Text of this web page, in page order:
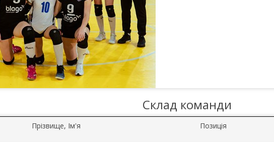
Склад команди
Прізвище, Ім'я Позиція